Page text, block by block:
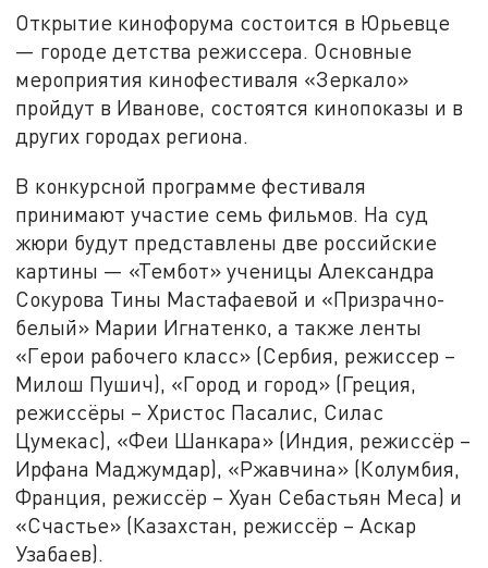
Открытие кинофорума состоится в Юрьевце
— городе детства режиссера. Основные
мероприятия кинофестиваля «Зеркало»
пройдут в Иванове, состоятся кинопоказы и в
других городах региона.
В конкурсной программе фестиваля
принимают участие семь фильмов. На суд
жюри будут представлены две российские
картины — «Тембот» ученицы Александра
Сокурова Тины Мастафаевой и «Призрачно-
белый» Марии Игнатенко, а также ленты
«Герои рабочего класс» (Сербия, режиссер –
Милош Пушич), «Город и город» (Греция,
режиссёры – Христос Пасалис, Силас
Цумекас), «Феи Шанкара» (Индия, режиссёр –
Ирфана Маджумдар), «Ржавчина» (Колумбия,
Франция, режиссёр – Хуан Себастьян Меса) и
«Счастье» (Казахстан, режиссёр – Аскар
Узабаев).